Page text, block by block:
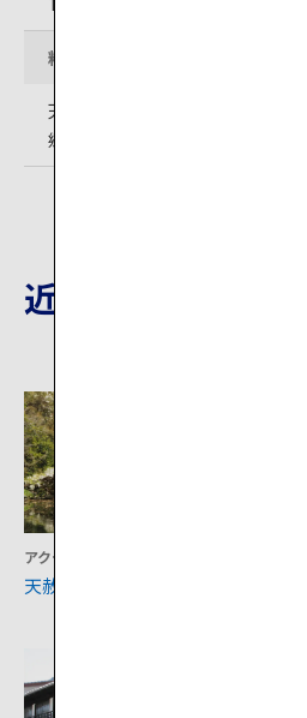
料金
天 守：大人200円/中学生以下無
郷土館：無料
近隣の観光地
アクティビティ
天赦園